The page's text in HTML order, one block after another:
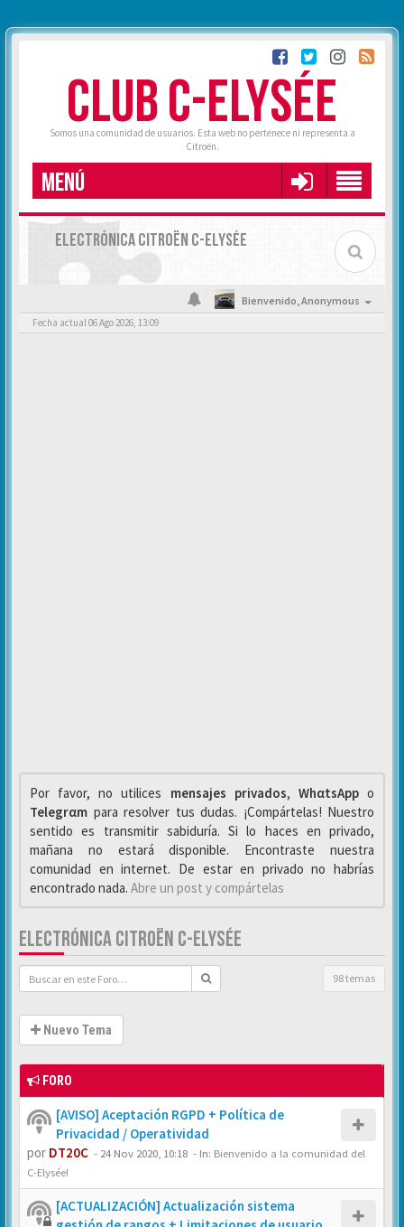
CLUB C-ELYSÉE
Somos una comunidad de usuarios. Esta web no pertenece ni representa a
Citroën.
MENÚ
ELECTRÓNICA CITROËN C-ELYSÉE
Bienvenido,Anonymous
Fecha actual 06 Ago 2026, 13:09
Por favor, no utilices mensajes privados, WhαtsAppo
Telegrαm para resolver tus dudas. ¡Compártelas! Nuestro
sentido es transmitir sabiduría. Si lo haces en privado,
mañana no estará disponible. Encontraste nuestra
comunidad en internet. De estar en privado no habrías
encontrado nada. Abre un post y compártelas
ELECTRÓNICA CITROËN C-ELYSÉE
98 temas
Nuevo Tema
FORO
[AVISO] Aceptación RGPD + Política de
Privacidad / Operatividad
por DT20C - 24 Nov 2020, 10:18 - In: Bienvenido a la comunidad del
C-Elysée!
[ACTUALIZACIÓN] Actualización sistema